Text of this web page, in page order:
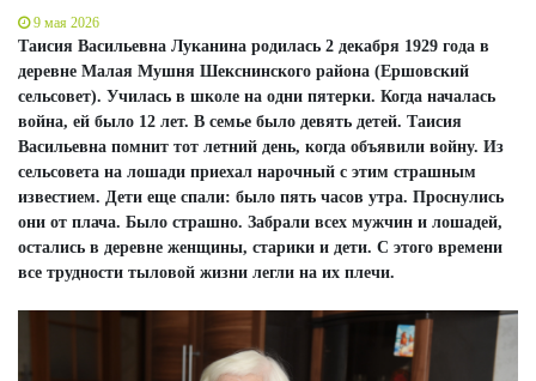
9 мая 2026
Таисия Васильевна Луканина родилась 2 декабря 1929 года в
деревне Малая Мушня Шекснинского района (Ершовский
сельсовет). Училась в школе на одни пятерки. Когда началась
война, ей было 12 лет. В семье было девять детей. Таисия
Васильевна помнит тот летний день, когда объявили войну. Из
сельсовета на лошади приехал нарочный с этим страшным
известием. Дети еще спали: было пять часов утра. Проснулись
они от плача. Было страшно. Забрали всех мужчин и лошадей,
остались в деревне женщины, старики и дети. С этого времени
все трудности тыловой жизни легли на их плечи.